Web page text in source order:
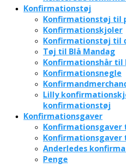
Konfirmationstøj
Konfirmationstøj til
Konfirmationskjoler
Konfirmationstøj til
Tøj til Blå Mandag
Konfirmationshår
Konfirmationsnegle
Lilly
konfirmationstøj
Konfirmationsgaver
Konfirmationsgaver
Konfirmationsgaver
Anderledes
Penge